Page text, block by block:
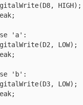
HIGH);
'a':
LOW);
'b':
LOW);